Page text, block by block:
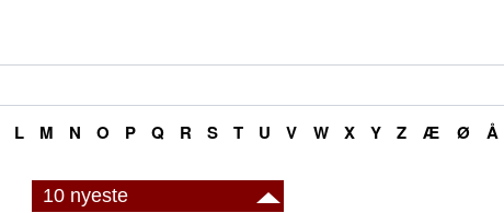
L M N O P Q R S T U V W X Y Z Æ Ø Å
10 nyeste